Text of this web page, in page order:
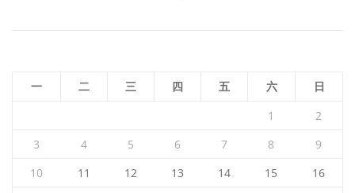
一 二 三 四 五 六
日
1
2
3
4 5 6 7 8
9
10
11 12 13 14 15
16